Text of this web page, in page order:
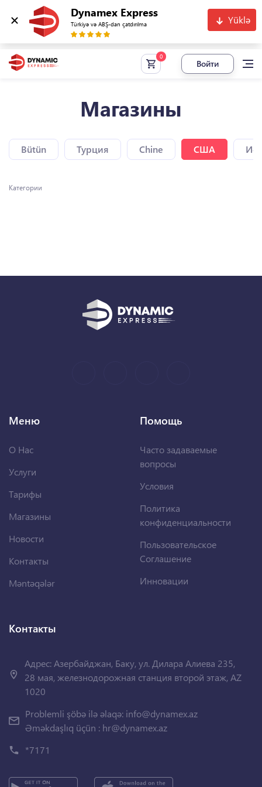
Dynamex Express
Türkiyə və ABŞ-dan çatdırılma Yüklə
Войти
Магазины
Bütün Турция Chine США
Категории
Меню
О Нас
Услуги
Тарифы
Магазины
Новости
Контакты
Məntəqələr
Помощь
Часто задаваемые
вопросы
Условия
Политика
конфиденциальности
Пользовательское
Соглашение
Инновации
Контакты
Адрес: Азербайджан, Баку, ул. Дилара Алиева 235,
28 мая, железнодорожная станция второй этаж, AZ
1020
Problemli şöbə ilə əlaqə: info@dynamex.az
Əməkdaşlıq üçün : hr@dynamex.az
*7171